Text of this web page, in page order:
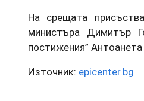
На срещата
министъра Димитър
постижения”
Източник: epicenter.bg